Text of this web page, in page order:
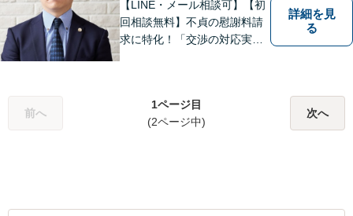
【LINE・メール相談可】【初
回相談無料】不貞の慰謝料請
求に特化！「交渉の対応実績3
の交渉を代理し、増額または
減額に向け、粘り強く取り組
詳細を見
る
前へ
1ページ目
(2ページ中)
次へ